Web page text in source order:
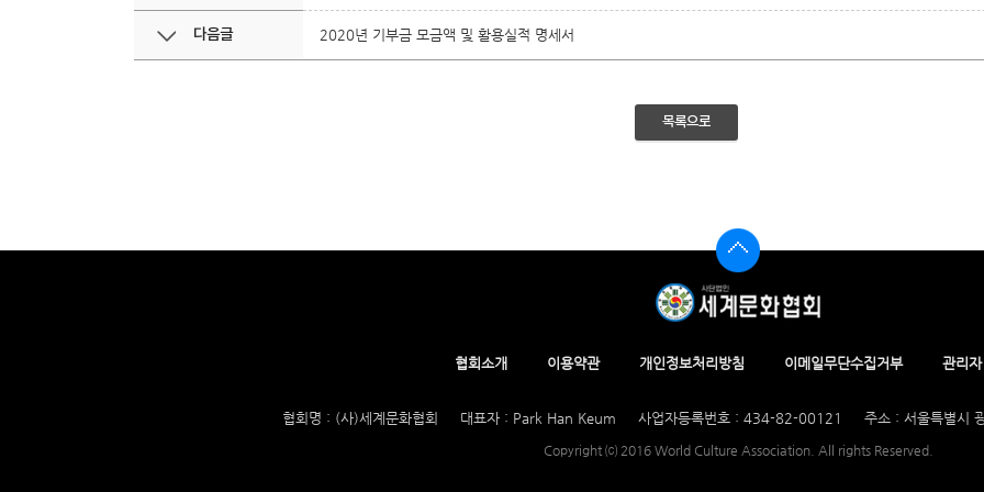
다음글 2020년 기부금 모금액 및 활용실적 명세서
목록으로
협회소개 이용약관 개인정보처리방침 이메일무단수집거부 관리자
협회명 : (사)세계문화협회 대표자 : Park Han Keum 사업자등록번호 : 434-82-00121 주소 : 서울특별시
Copyright ⒞ 2016 World Culture Association. All rights Reserved.